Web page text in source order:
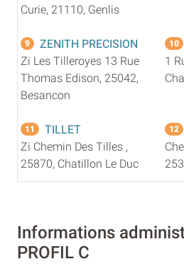
Curie, 21110, Genlis
9
ZENITH PRECISION
Zi Les Tilleroyes 13 Rue
Thomas Edison, 25042,
Besancon
10
1
11
TILLET
Zi Chemin Des Tilles ,
25870, Chatillon Le Duc
12
Informations
PROFIL C